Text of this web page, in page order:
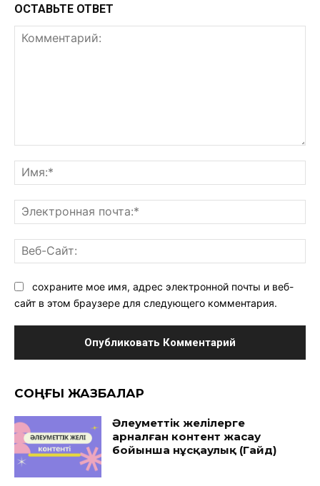
ОСТАВЬТЕ ОТВЕТ
сохраните мое имя, адрес электронной почты и веб-
сайт в этом браузере для следующего комментария.
CОҢҒЫ ЖАЗБАЛАР
Әлеуметтік желілерге
арналған контент жасау
бойынша нұсқаулық (Гайд)